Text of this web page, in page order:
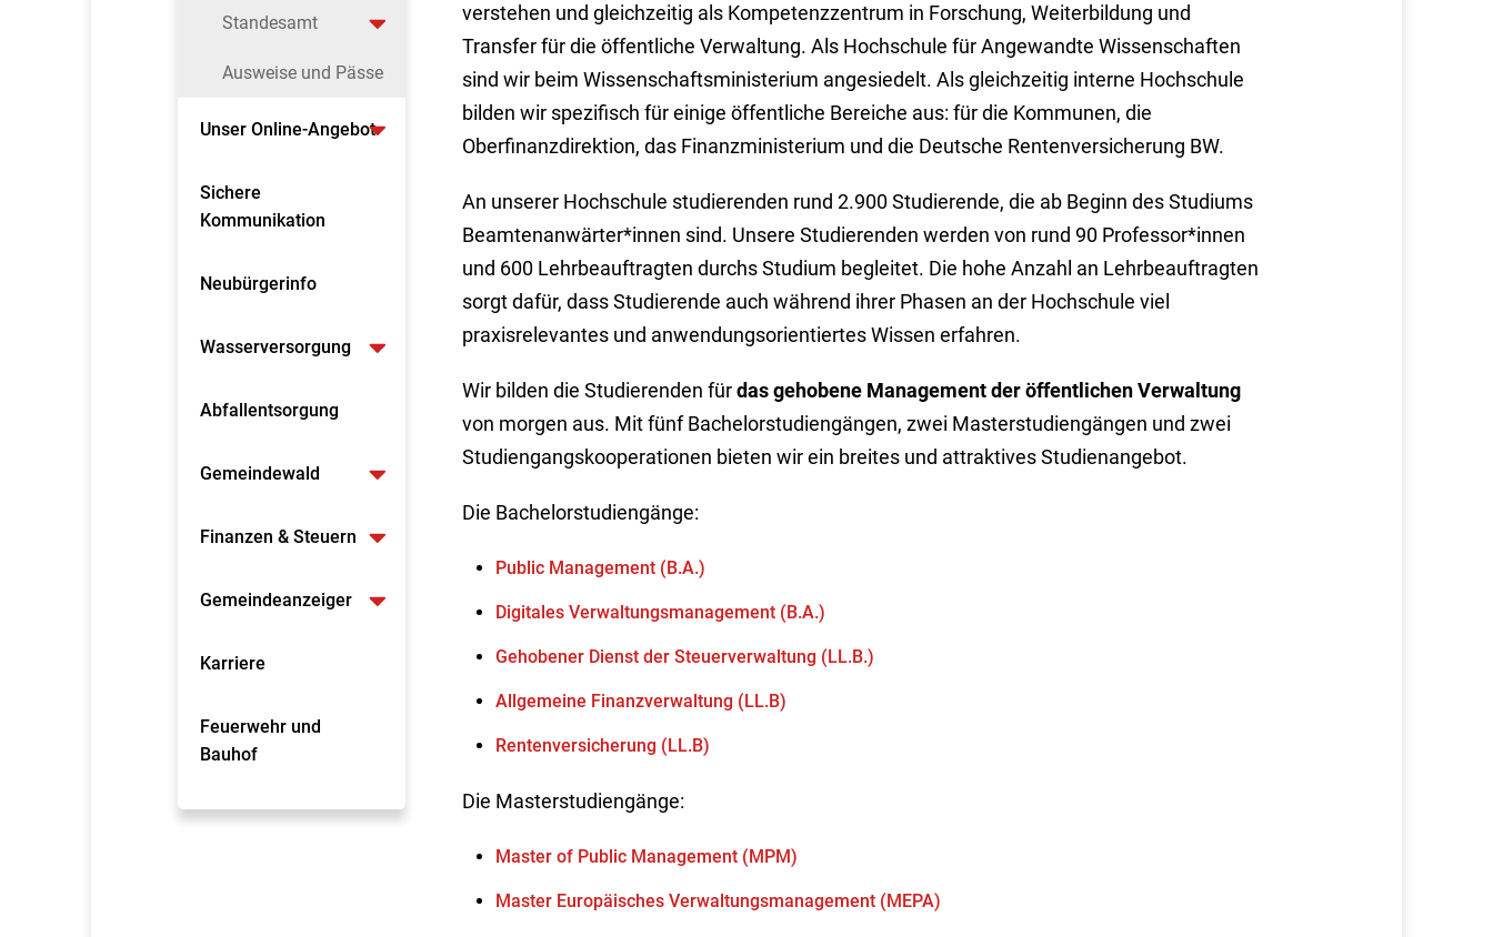
Standesamt
Ausweise und Pässe
Unser Online-Angebot
Sichere
Kommunikation
Neubürgerinfo
Wasserversorgung
Abfallentsorgung
Gemeindewald
Finanzen & Steuern
Gemeindeanzeiger
Karriere
Feuerwehr und
Bauhof
verstehen und gleichzeitig als Kompetenzzentrum in Forschung, Weiterbildung und
Transfer für die öffentliche Verwaltung. Als Hochschule für Angewandte Wissenschaften
sind wir beim Wissenschaftsministerium angesiedelt. Als gleichzeitig interne Hochschule
bilden wir spezifisch für einige öffentliche Bereiche aus: für die Kommunen, die
Oberfinanzdirektion, das Finanzministerium und die Deutsche Rentenversicherung BW.
An unserer Hochschule studierenden rund 2.900 Studierende, die ab Beginn des Studiums
Beamtenanwärter*innen sind. Unsere Studierenden werden von rund 90 Professor*innen
und 600 Lehrbeauftragten durchs Studium begleitet. Die hohe Anzahl an Lehrbeauftragten
sorgt dafür, dass Studierende auch während ihrer Phasen an der Hochschule viel
praxisrelevantes und anwendungsorientiertes Wissen erfahren.
Wir bilden die Studierenden fürdas gehobene Management der öffentlichen Verwaltung
von morgen aus. Mit fünf Bachelorstudiengängen, zwei Masterstudiengängen und zwei
Studiengangskooperationen bieten wir ein breites und attraktives Studienangebot.
Die Bachelorstudiengänge:
Public Management (B.A.)
Digitales Verwaltungsmanagement (B.A.)
Gehobener Dienst der Steuerverwaltung (LL.B.)
Allgemeine Finanzverwaltung (LL.B)
Rentenversicherung (LL.B)
Die Masterstudiengänge:
Master of Public Management (MPM)
Master Europäisches Verwaltungsmanagement (MEPA)